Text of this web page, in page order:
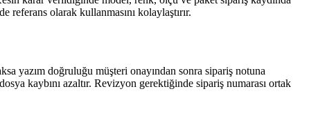
referans olarak kullanmasını kolaylaştırır.
yazım doğruluğu müşteri onayından sonra sipariş notuna
kaybını azaltır. Revizyon gerektiğinde sipariş numarası ortak